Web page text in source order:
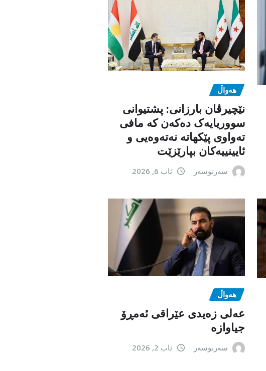
هەواڵ
نێچیرڤان بارزانی: پشتیوانی
سووریایەک دەکەن کە مافی
تەواوی پێکهاتە نەتەوەیی و
ئایینییەکان بپارێزێت
سەرنوسەر ئاب 6, 2026
هەواڵ
عەلی زەیدی عێراقی ئەمڕۆ
جیاوازە
سەرنوسەر ئاب 2, 2026